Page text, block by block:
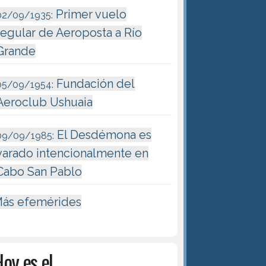
09/1935: Primer vuelo
de Aeroposta a Río
09/1954: Fundación del
Ushuaia
09/1985: El Desdémona es
intencionalmente en
San Pablo
efemérides